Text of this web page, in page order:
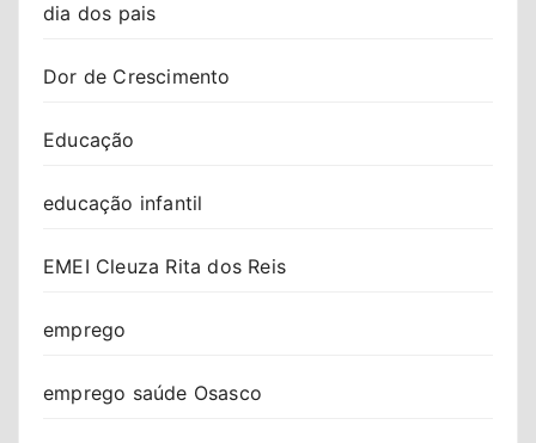
dia dos pais
Dor de Crescimento
Educação
educação infantil
EMEI Cleuza Rita dos Reis
emprego
emprego saúde Osasco